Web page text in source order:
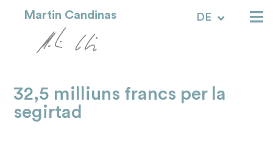
Martin Candinas DE
RM
32,5 milliuns francs per la
segirtad